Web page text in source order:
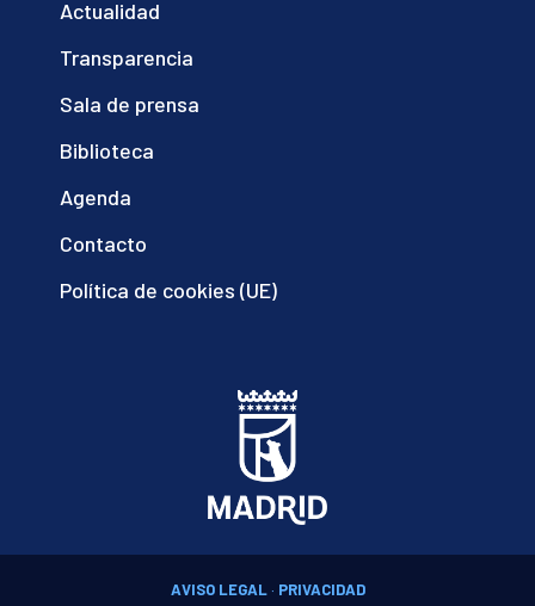
Actualidad
Transparencia
Sala de prensa
Biblioteca
Agenda
Contacto
Política de cookies (UE)
AVISO LEGAL· PRIVACIDAD